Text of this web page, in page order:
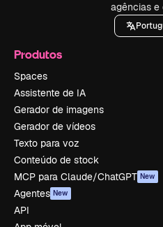
agências e
Produtos
Spaces
Assistente de IA
Gerador de imagens
Gerador de vídeos
Texto para voz
Conteúdo de stock
MCP para Claude/ChatGPT New
Agentes New
API